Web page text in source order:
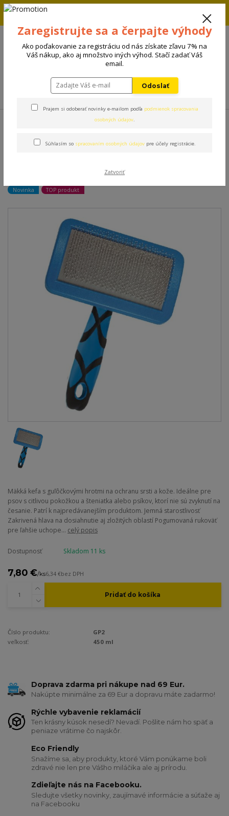
Zľava 5% na prvú objednávku. Zadaj kód FIRST5 a zľava sa
+421 908 198 133 (Po-Pia, 8-15 hod.)
Groom Professional kefa Ball Pin Slicker Medium
Pin Slicker Medium
Novinka TOP produkt
Mäkká kefa s guľôčkovými hrotmi na ochranu srsti a kože. Ideálne pre
psov s citlivou pokožkou a šteniatka alebo psíkov, ktorí nie sú zvyknutí na
česanie. Patrí k najpredávanejším produktom. Jemná starostlivosť
Zakrivená hlava na dosiahnutie aj zložitých oblastí Pogumovaná rukoväť
pre ľahšie uchope... celý popis
Dostupnosť Skladom 11 ks
7,80 €/ks6,34 €bez DPH
Pridať do košíka
Číslo produktu:
GP2
veľkosť:
450 ml
Doprava zdarma pri nákupe nad 69 Eur.
Nakúpte minimálne za 69 Eur a dopravu máte zadarmo!
Rýchle vybavenie reklamácií
Ten krásny kúsok nesedí? Nevadí. Pošlite nám ho späť a
peniaze vrátime čo najskôr.
Eco Friendly
Snažíme sa, aby produkty, ktoré Vám ponúkame boli
zdravé nie len pre Vášho miláčika ale aj prírodu.
Zdieľajte nás na Facebooku.
Sledujte všetky novinky, zaujímavé informácie a súťaže aj
na Facebooku
Zaregistrujte sa a čerpajte výhody
Ako poďakovanie za registráciu od nás získate zľavu 7% na
Váš nákup, ako aj množstvo iných výhod. Stačí zadať Váš
email.
Odoslať
Prajem si odoberať novinky e-mailom podľa podmienok spracovania
osobných údajov.
Súhlasím so spracovaním osobných údajovpre účely registrácie.
Zatvoriť